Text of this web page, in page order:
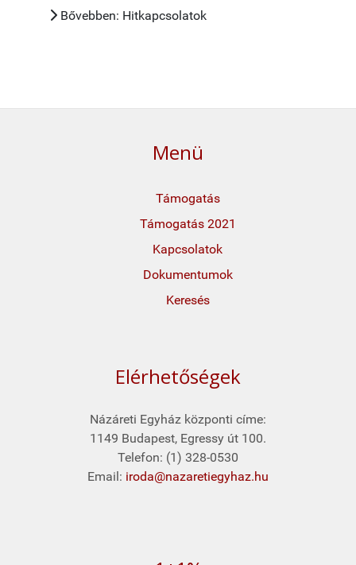
Bővebben: Hitkapcsolatok
Menü
Támogatás
Támogatás 2021
Kapcsolatok
Dokumentumok
Keresés
Elérhetőségek
Názáreti Egyház központi címe:
1149 Budapest, Egressy út 100.
Telefon: (1) 328-0530
Email: iroda@nazaretiegyhaz.hu